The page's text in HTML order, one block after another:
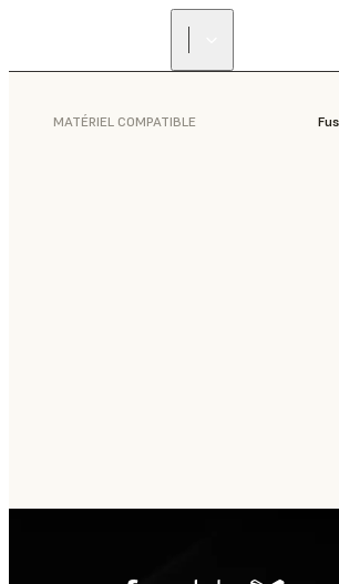
MATÉRIEL COMPATIBLE